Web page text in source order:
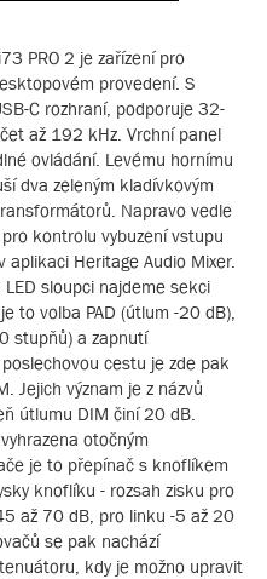
PRO 2 je zařízení pro
provedení. S
C rozhraní, podporuje 32-
až 192 kHz. Vrchní panel
ovládání. Levému hornímu
dva zeleným kladívkovým
Napravo vedle
kontrolu vybuzení vstupu
Heritage Audio Mixer.
sloupci najdeme sekci
to volba PAD (útlum -20 dB),
stupňů) a zapnutí
cestu je zde pak
Jejich význam je z názvů
útlumu DIM činí 20 dB.
otočným
je to přepínač s knoflíkem
knoflíku - rozsah zisku pro
až 70 dB, pro linku -5 až 20
se pak nachází
kdy je možno upravit